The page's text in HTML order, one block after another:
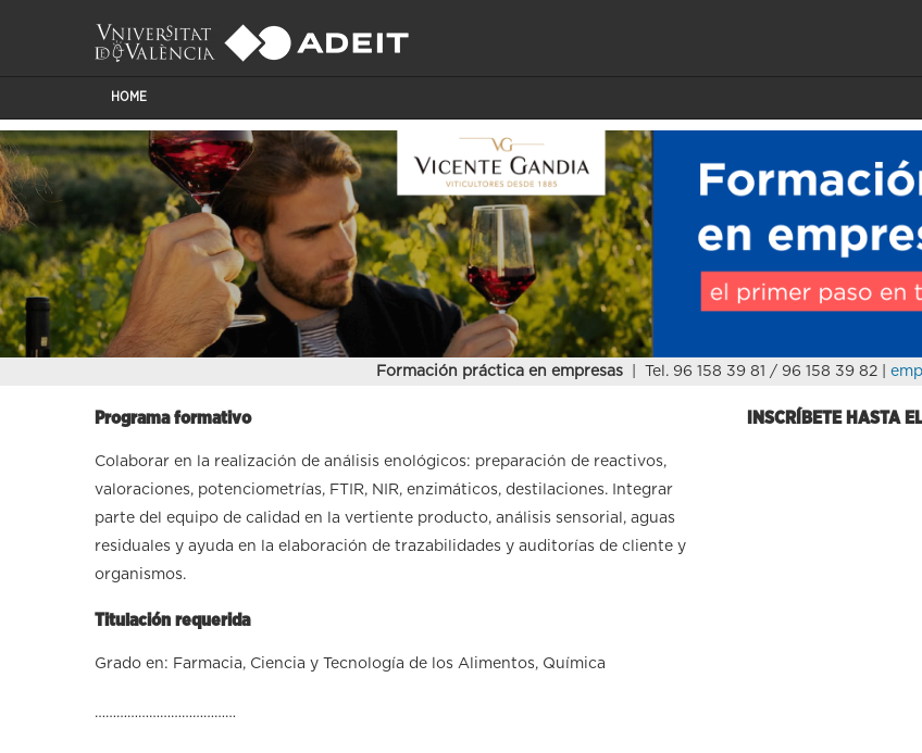
HOME
Formación práctica en empresas | Tel. 96 158 39 81 / 96 158 39 82 |
Programa formativo
Colaborar en la realización de análisis enológicos: preparación de reactivos,
valoraciones, potenciometrías, FTIR, NIR, enzimáticos, destilaciones. Integrar
parte del equipo de calidad en la vertiente producto, análisis sensorial, aguas
residuales y ayuda en la elaboración de trazabilidades y auditorías de cliente y
organismos.
Titulación requerida
Grado en: Farmacia, Ciencia y Tecnología de los Alimentos, Química
…………………………………
INSCRÍBETE HASTA